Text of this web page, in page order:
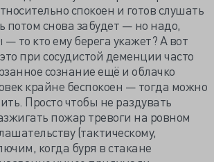
спокоен и готов слушать
потом снова забудет — но надо,
то кто ему берега укажет? А вот
при сосудистой деменции часто
сознание ещё и облачко
крайне беспокоен — тогда можно
Просто чтобы не раздувать
пожар тревоги на ровном
(тактическому,
когда буря в стакане